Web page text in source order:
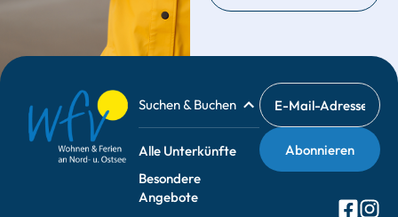
Suchen & Buchen
Alle Unterkünfte
Besondere
Angebote